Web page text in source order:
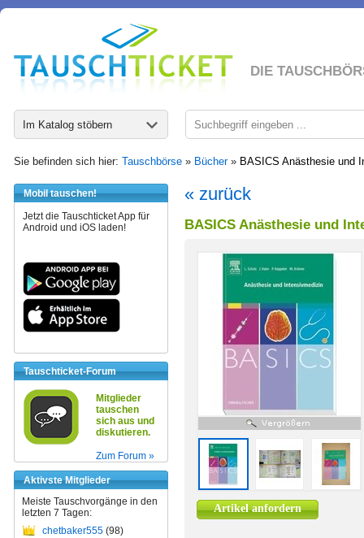
DIE
Im Katalog stöbern
Sie befinden sich hier: Tauschbörse » Bücher» BASICS Anästhesie und
Mobil tauschen!
Jetzt die Tauschticket App für
Android und iOS laden!
Tauschticket-Forum
Mitglieder
tauschen
sich aus und
diskutieren.
Zum Forum »
Aktivste Mitglieder
Meiste Tauschvorgänge in den
letzten 7 Tagen:
chetbaker555 (98)
« zurück
BASICS Anästhesie und
Artikel anfordern